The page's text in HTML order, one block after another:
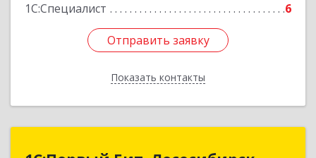
1С:Специалист
6
Отправить заявку
Показать контакты
Отправить заявку
Назад
1С:Первый Бит, Лесосибирск